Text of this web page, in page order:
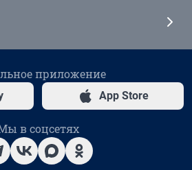
приложение
App Store
в соцсетях